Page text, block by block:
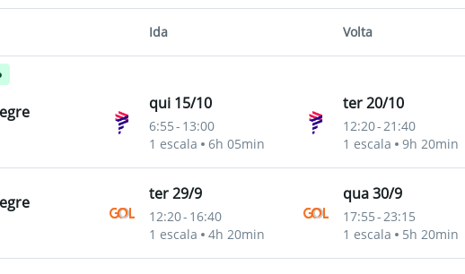
Ida Volta
qui 15/10
6:55- 13:00
1 escala
6h 05min
ter 20/10
12:20-21:40
1 escala
9h 20min
ter 29/9
12:20- 16:40
1 escala
4h 20min
qua 30/9
17:55-23:15
1 escala
5h 20min